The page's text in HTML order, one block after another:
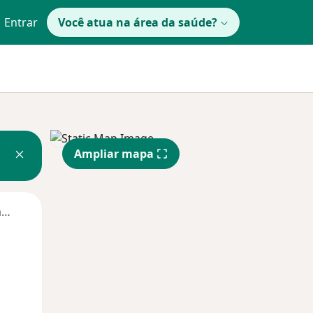
Entrar Você atua na área da saúde?
Segunda-feira
Ampliar mapa